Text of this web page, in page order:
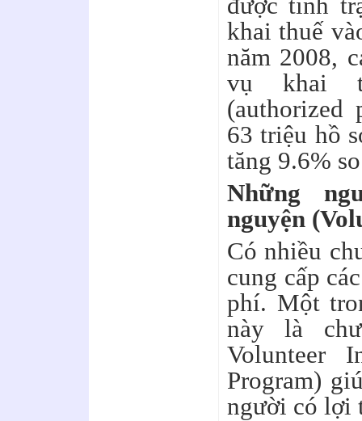
khai thuế
năm 2008,
vụ khai
(authorized
63 triệu hồ
tăng 9.6%
Những
nguyện (
Có nhiều
cung cấp
phí. Một
này là
Volunteer
Program)
người có lợi